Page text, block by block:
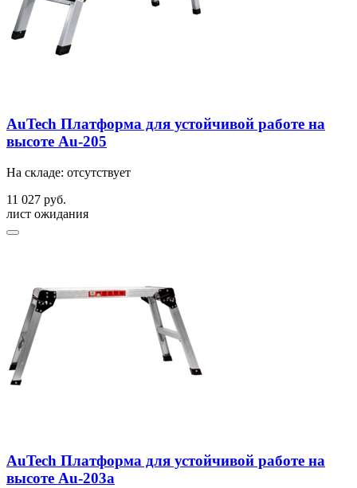
AuTech Платформа для устойчивой работе на
высоте Au-205
На складе: отсутствует
11 027 руб.
лист ожидания
AuTech Платформа для устойчивой работе на
высоте Au-203a